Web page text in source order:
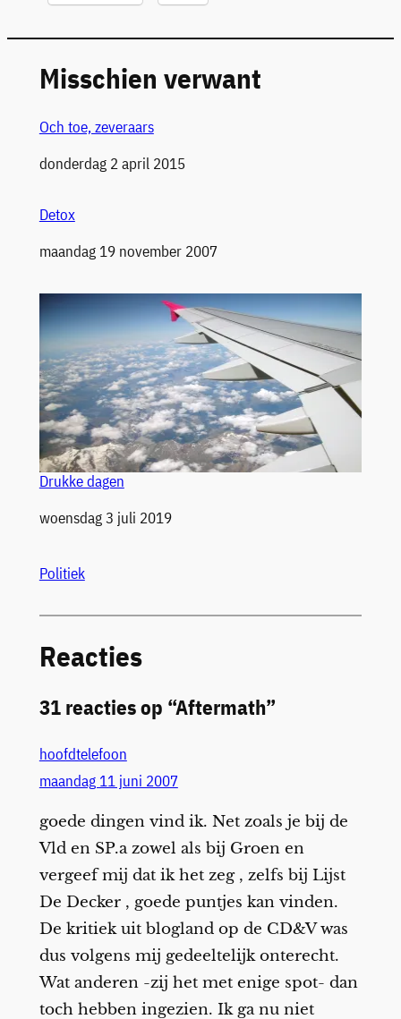
Misschien verwant
Och toe, zeveraars
Datum
donderdag 2 april 2015
Detox
Datum
maandag 19 november 2007
Drukke dagen
Datum
woensdag 3 juli 2019
Politiek
Reacties
31 reacties op “Aftermath”
hoofdtelefoon
maandag 11 juni 2007
goede dingen vind ik. Net zoals je bij de
Vld en SP.a zowel als bij Groen en
vergeef mij dat ik het zeg , zelfs bij Lijst
De Decker , goede puntjes kan vinden.
De kritiek uit blogland op de CD&V was
dus volgens mij gedeeltelijk onterecht.
Wat anderen -zij het met enige spot- dan
toch hebben ingezien. Ik ga nu niet